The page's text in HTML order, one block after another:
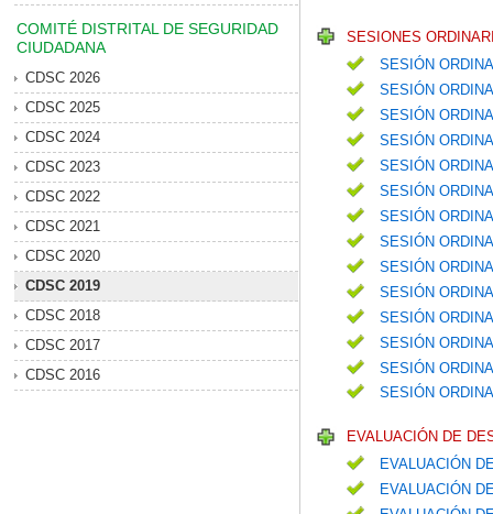
COMITÉ DISTRITAL DE SEGURIDAD
CIUDADANA
CDSC 2026
CDSC 2025
CDSC 2024
CDSC 2023
CDSC 2022
CDSC 2021
CDSC 2020
CDSC 2019
CDSC 2018
CDSC 2017
CDSC 2016
SESIONES
SESIÓN
SESIÓN
SESIÓN
SESIÓN
SESIÓN
SESIÓN
SESIÓN
SESIÓN
SESIÓN
SESIÓN
SESIÓN
SESIÓN
SESIÓN
SESIÓN
EVALUACIÓN DE
EVALUACIÓN
EVALUACIÓN